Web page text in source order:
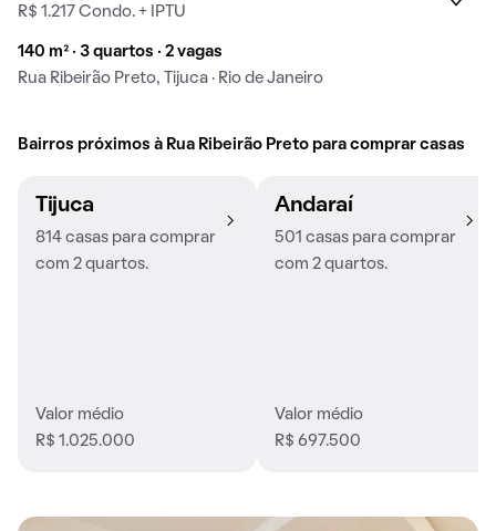
R$ 1.217 Condo. + IPTU
140 m² · 3 quartos · 2 vagas
Rua Ribeirão Preto, Tijuca · Rio de Janeiro
Bairros próximos à Rua Ribeirão Preto para comprar casas
Tijuca
814 casas para comprar
com 2 quartos.
Valor médio
R$ 1.025.000
Andaraí
501 casas para comprar
com 2 quartos.
Valor médio
R$ 697.500